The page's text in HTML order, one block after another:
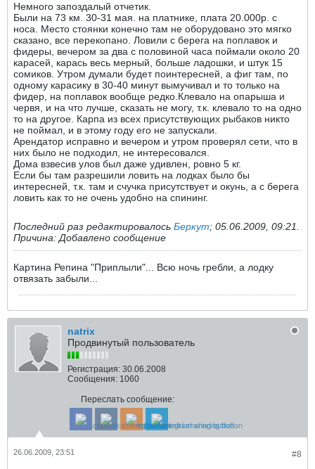
Немного запоздалый отчетик.
Были на 73 км. 30-31 мая. на платнике, плата 20.000р. с
носа. Место стоянки конечно там не оборудовано это мягко
сказано, все перекопано. Ловили с берега на поплавок и
фидеры, вечером за два с половиной часа поймали около 20
карасей, карась весь мерный, больше ладошки, и штук 15
сомиков. Утром думали будет поинтересней, а фиг там, по
одному карасику в 30-40 минут вымучивал и то только на
фидер, на поплавок вообще редко.Клевало на опарыша и
червя, и на что лучше, сказать не могу, т.к. клевало то на одно
то на другое. Карпа из всех присутствующих рыбаков никто
не поймал, и в этому году его не запускали.
Арендатор исправно и вечером и утром проверял сети, что в
них было не подходил, не интересовался.
Дома взвесив улов был даже удивлен, ровно 5 кг.
Если бы там разрешили ловить на лодках было бы
интересней, т.к. там и счучка присутствует и окунь, а с берега
ловить как то не очень удобно на спининг.
Последний раз редактировалось Беркут; 05.06.2009, 09:21
Причина: Добавлено сообщение
Картина Репина "Приплыли"... Всю ночь гребли, а лодку
отвязать забыли...
natrix
Продвинутый пользователь
Регистрация: 30.06.2008
Сообщения: 1060
Переслать сообщение:
#8
26.06.2009, 23:51